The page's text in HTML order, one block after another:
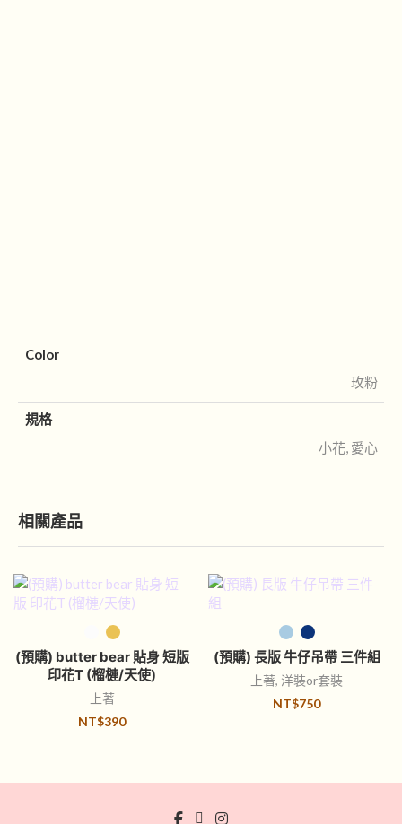
Color
玫粉
規格
小花, 愛心
相關產品
選擇規格
(預購) butter bear 貼身 短版
印花T (榴槤/天使)
上著
NT$390
選擇規格
(預購) 長版 牛仔吊帶 三件組
上著, 洋裝or套裝
NT$750